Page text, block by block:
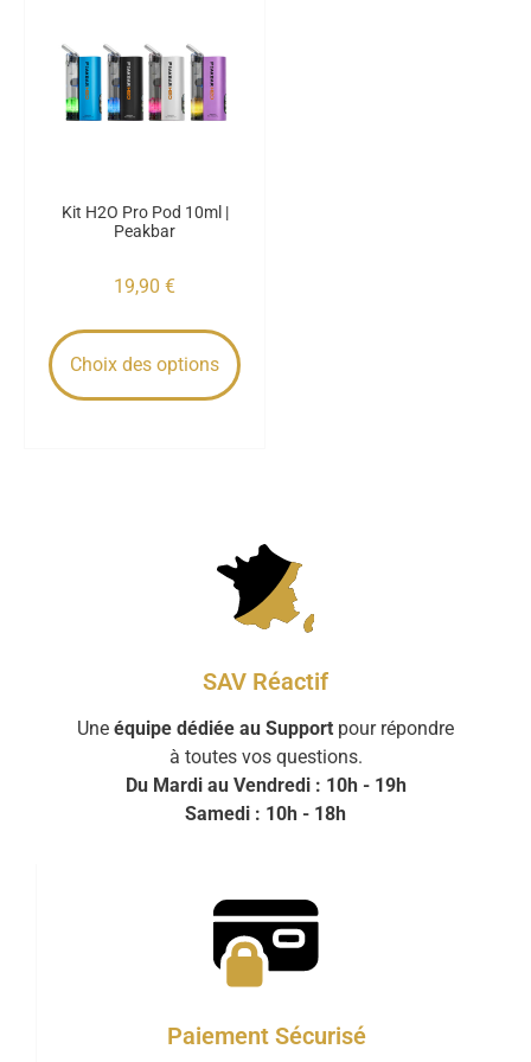
Kit H2O Pro Pod 10ml |
Peakbar
19,90 €
Choix des options
SAV Réactif
Une équipe dédiée au Support pour répondre
à toutes vos questions.
Du Mardi au Vendredi : 10h - 19h
Samedi : 10h - 18h
Paiement Sécurisé